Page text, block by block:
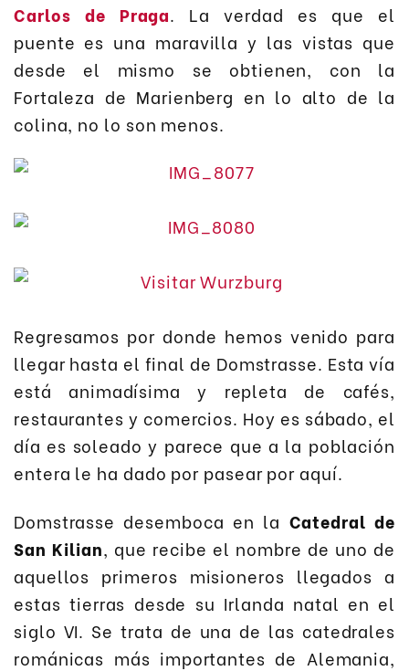
Carlos de Praga. La verdad es que el
puente es una maravilla y las vistas que
desde el mismo se obtienen, con la
Fortaleza de Marienberg en lo alto de la
colina, no lo son menos.
Regresamos por donde hemos venido para
llegar hasta el final de Domstrasse. Esta vía
está animadísima y repleta de cafés,
restaurantes y comercios. Hoy es sábado, el
día es soleado y parece que a la población
entera le ha dado por pasear por aquí.
Domstrasse desemboca en la Catedral de
San Kilian, que recibe el nombre de uno de
aquellos primeros misioneros llegados a
estas tierras desde su Irlanda natal en el
siglo VI. Se trata de una de las catedrales
románicas más importantes de Alemania,